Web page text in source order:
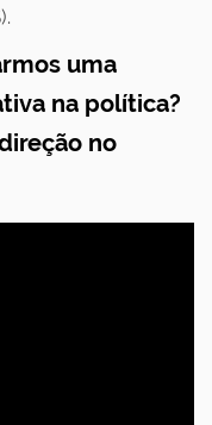
uma
na política?
no